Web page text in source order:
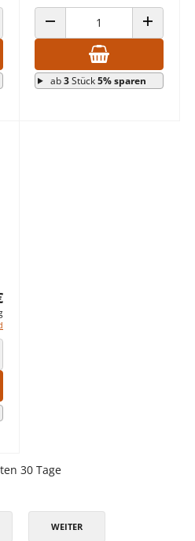
ERHÖHENANZAHL VERRINGERN ANZAHL
ab3Stück5% sparen
ERHÖHEN
30 Tage
WEITER